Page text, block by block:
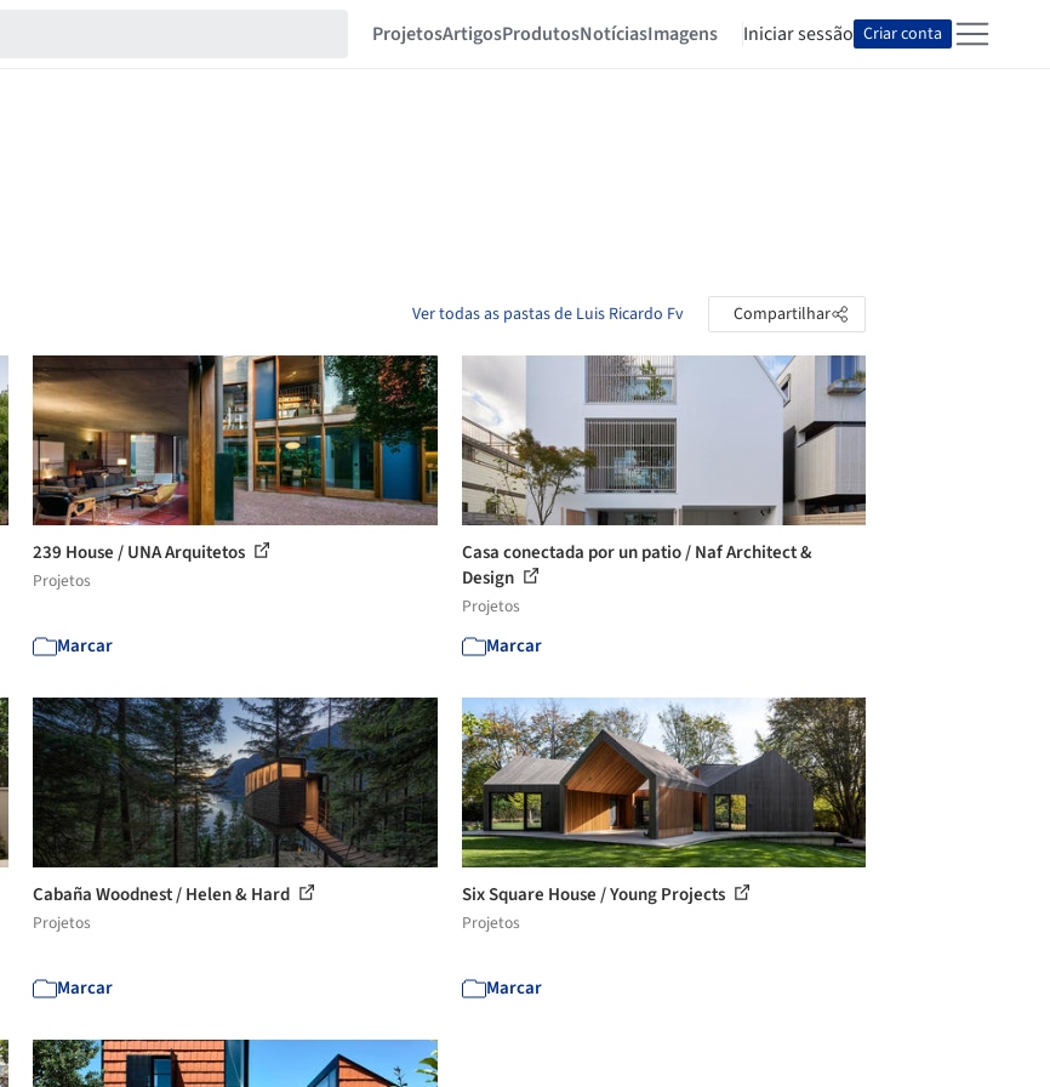
ProjetosArtigosProdutosNotíciasImagens Iniciar sessão Criar conta
Ver todas as pastas de Luis Ricardo Fv Compartilhar
239 House / UNA Arquitetos
Projetos
Marcar
Casa conectada por un patio / Naf Architect &
Design
Projetos
Marcar
Cabaña Woodnest / Helen & Hard
Projetos
Marcar
Six Square House / Young Projects
Projetos
Marcar